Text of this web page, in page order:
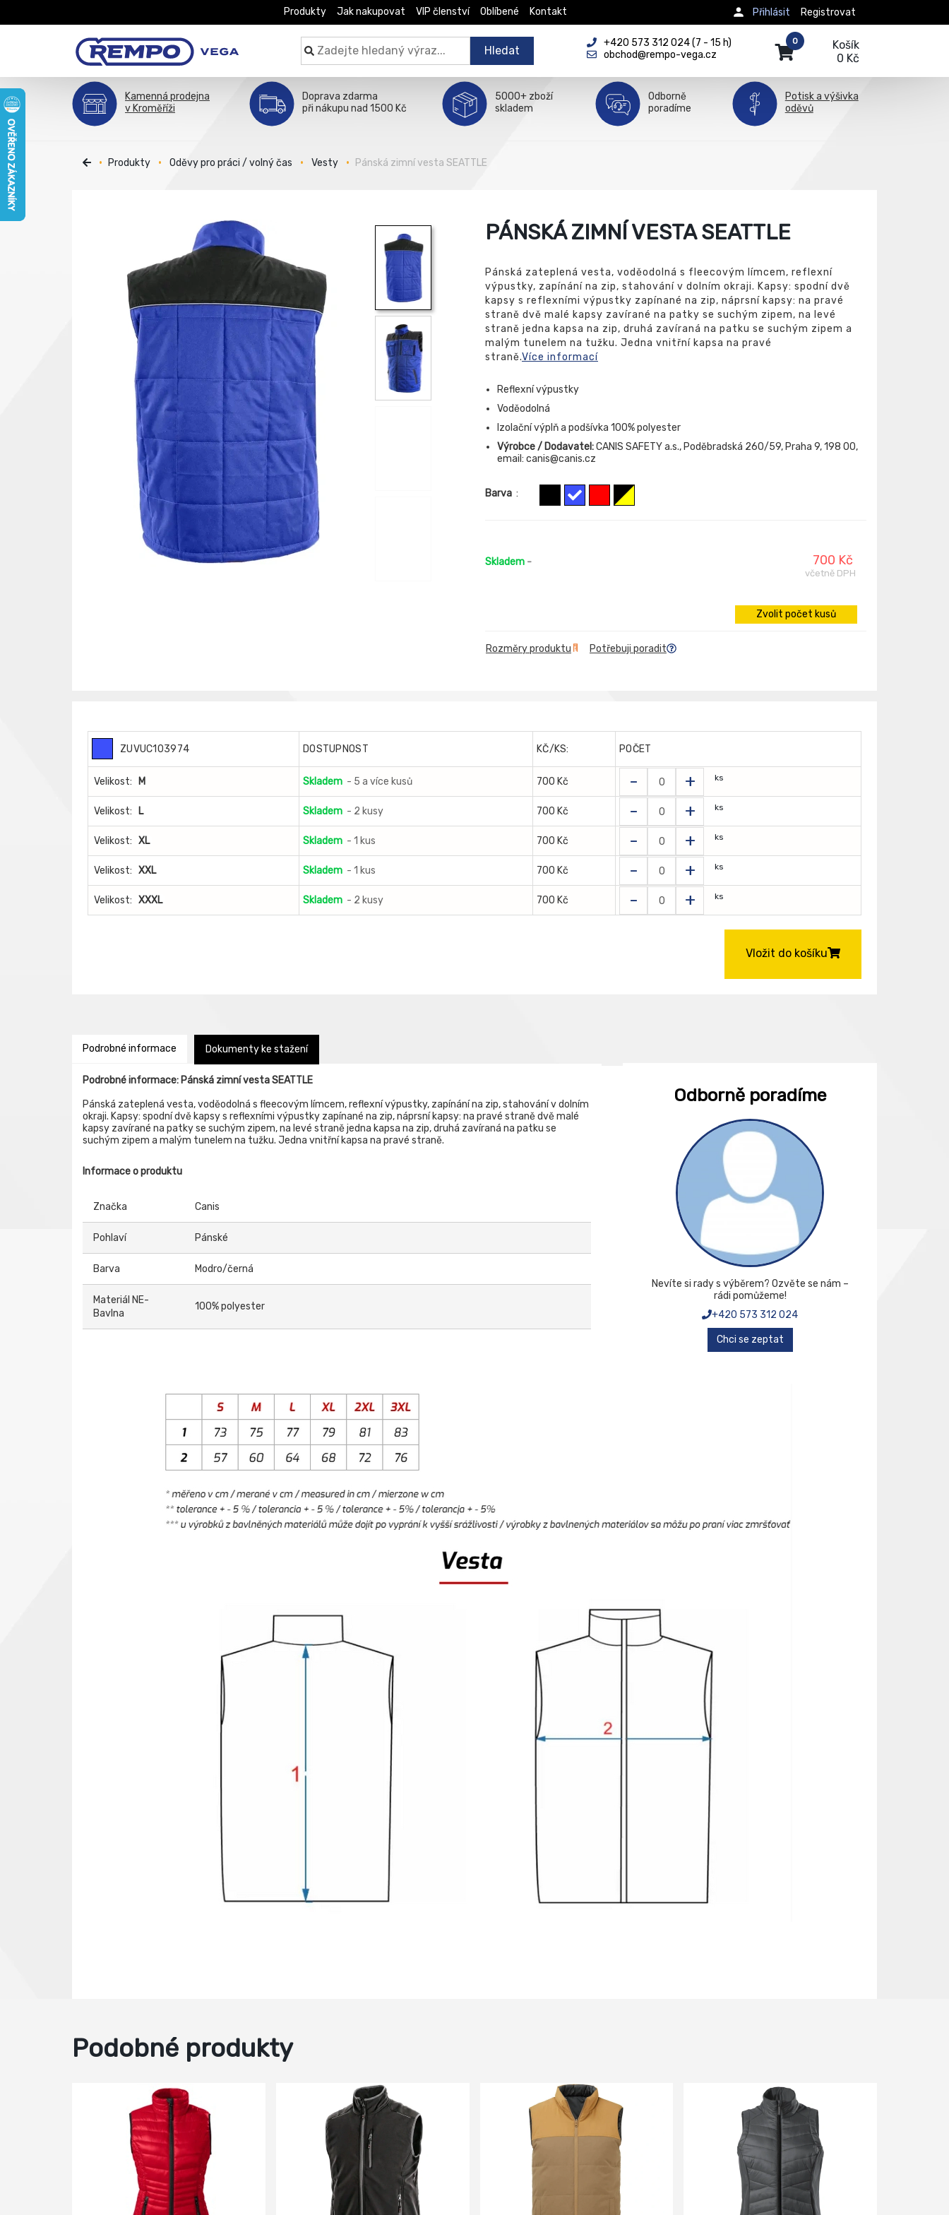
Produkty Jak nakupovat VIP členství Oblíbené Kontakt Registrovat
Přihlásit
Hledat
+420 573 312 024 (7 - 15 h)
obchod@rempo-vega.cz
Košík
0 Kč
0
Kamenná prodejna
v Kroměříži
Doprava zdarma
při nákupu nad 1500 Kč
5000+ zboží
skladem
Odborně
poradíme
Potisk a výšivka
oděvů
Produkty Oděvy pro práci / volný čas Vesty Pánská zimní vesta SEATTLE
PÁNSKÁ ZIMNÍ VESTA SEATTLE
Pánská zateplená vesta, voděodolná s fleecovým límcem, reflexní
výpustky, zapínání na zip, stahování v dolním okraji. Kapsy: spodní dvě
kapsy s reflexními výpustky zapínané na zip, náprsní kapsy: na pravé
straně dvě malé kapsy zavírané na patky se suchým zipem, na levé
straně jedna kapsa na zip, druhá zavíraná na patku se suchým zipem a
malým tunelem na tužku. Jedna vnitřní kapsa na pravé
straně.Více informací
Reflexní výpustky
Voděodolná
Izolační výplň a podšívka 100% polyester
Výrobce / Dodavatel:CANIS SAFETY a.s., Poděbradská 260/59, Praha 9, 198 00,
email: canis@canis.cz
Barva :
Skladem - 700 Kč
včetně DPH
Zvolit počet kusů
Rozměry produktu Potřebuji poradit
ZUVUC103974 DOSTUPNOST KČ/KS: POČET
Velikost: M Skladem - 5 a více kusů 700 Kč - + ks
Velikost: L Skladem - 2 kusy 700 Kč - + ks
Velikost: XL Skladem - 1 kus 700 Kč - + ks
Velikost: XXL Skladem - 1 kus 700 Kč - + ks
Velikost: XXXL Skladem - 2 kusy 700 Kč - + ks
Vložit do košíku
Podrobné informace Dokumenty ke stažení
Podrobné informace: Pánská zimní vesta SEATTLE
Pánská zateplená vesta, voděodolná s fleecovým límcem, reflexní výpustky, zapínání na zip, stahování v dolním
okraji. Kapsy: spodní dvě kapsy s reflexními výpustky zapínané na zip, náprsní kapsy: na pravé straně dvě malé
kapsy zavírané na patky se suchým zipem, na levé straně jedna kapsa na zip, druhá zavíraná na patku se
suchým zipem a malým tunelem na tužku. Jedna vnitřní kapsa na pravé straně.
Informace o produktu
Značka Canis
Pohlaví Pánské
Barva Modro/černá
Materiál NE-
Bavlna
100% polyester
Odborně poradíme
Nevíte si rady s výběrem? Ozvěte se nám –
rádi pomůžeme!
+420 573 312 024
Chci se zeptat
Podobné produkty